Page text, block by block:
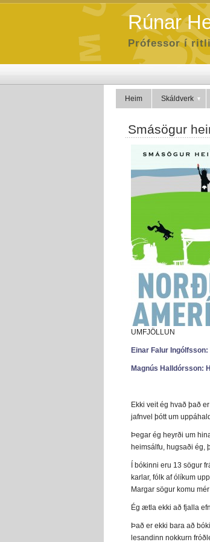
Rúnar
Prófessor í
Heim Skáldverk
Smásögur
UMFJÖLLUN
Einar Falur
Magnús Halldórsson:
Ekki veit ég hvað það
jafnvel þótt um
Þegar ég heyrði um
heimsálfu, hugsaði ég,
Í bókinni eru 13 sögur
karlar, fólk af ólíkum
Margar sögur komu
Ég ætla ekki að fjalla
Það er ekki bara að
lesandinn nokkurn